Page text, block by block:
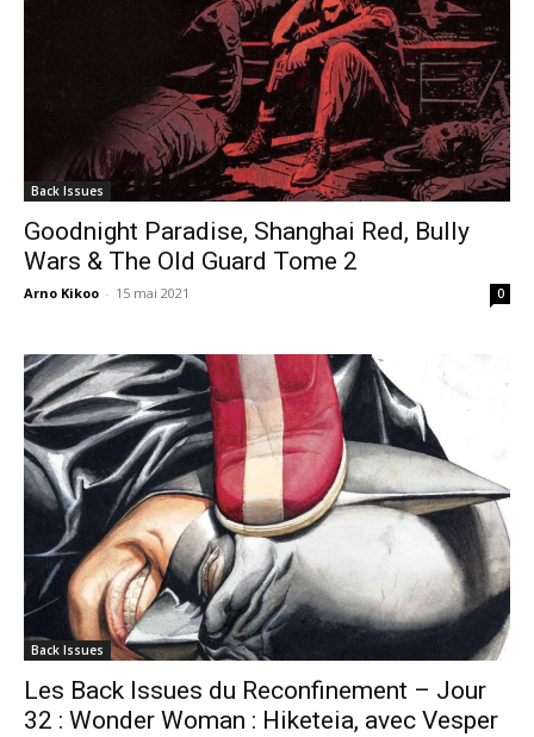
Back Issues
Goodnight Paradise, Shanghai Red, Bully
Wars & The Old Guard Tome 2
Arno Kikoo - 15 mai 2021 0
Back Issues
Les Back Issues du Reconfinement – Jour
32 : Wonder Woman : Hiketeia, avec Vesper